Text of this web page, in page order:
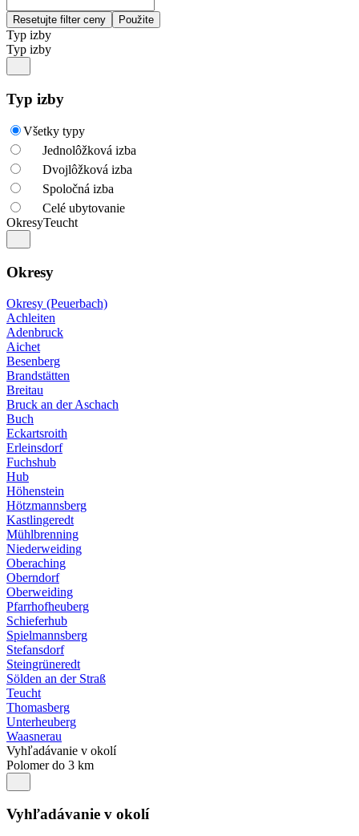
Typ izby
Typ izby
Typ izby
Všetky typy
Jednolôžková izba
Dvojlôžková izba
Spoločná izba
Celé ubytovanie
OkresyTeucht
Okresy
Okresy (Peuerbach)
Achleiten
Adenbruck
Aichet
Besenberg
Brandstätten
Breitau
Bruck an der Aschach
Buch
Eckartsroith
Erleinsdorf
Fuchshub
Hub
Höhenstein
Hötzmannsberg
Kastlingeredt
Mühlbrenning
Niederweiding
Oberaching
Oberndorf
Oberweiding
Pfarrhofheuberg
Schieferhub
Spielmannsberg
Stefansdorf
Steingrüneredt
Sölden an der Straß
Teucht
Thomasberg
Unterheuberg
Waasnerau
Vyhľadávanie v okolí
Polomer do 3 km
Vyhľadávanie v okolí